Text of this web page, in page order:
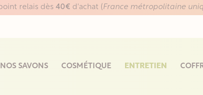
relais dès 40€ d'achat (France métropolitaine
NOS SAVONS COSMÉTIQUE ENTRETIEN